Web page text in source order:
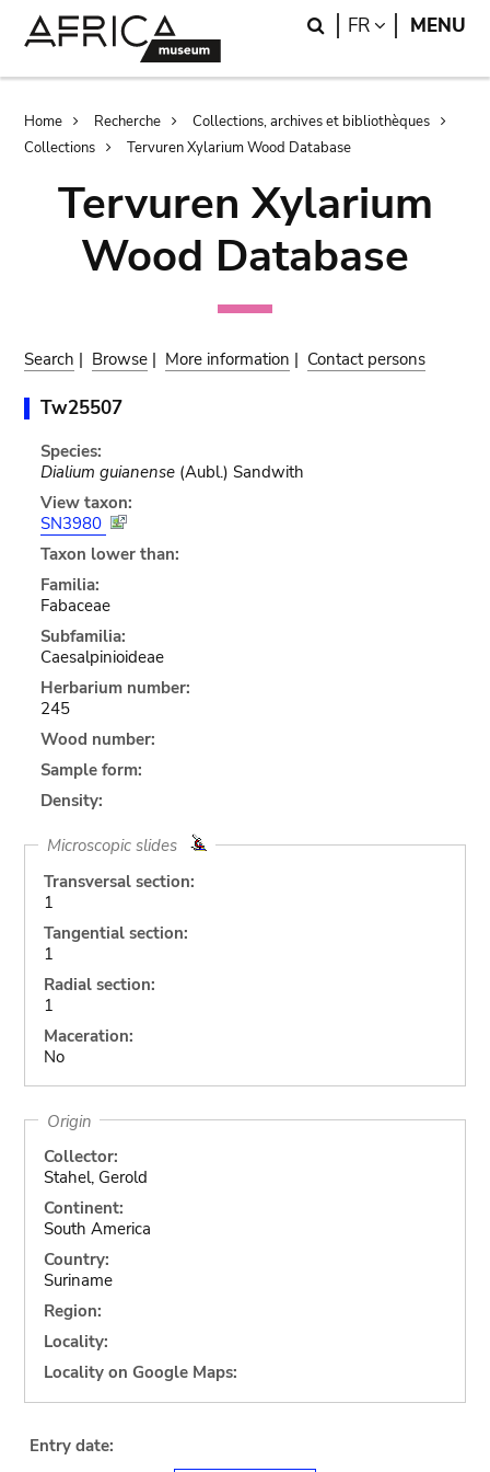
Search
FR LANGUAGE
MENU
Breadcrumb
Home Recherche
Collections, archives et bibliothèques
Collections
Tervuren Xylarium Wood Database
Tervuren Xylarium
Wood Database
Search | Browse | More information | Contact persons
Tw25507
Species:
Dialium guianense(Aubl.) Sandwith
View taxon:
SN3980
Taxon lower than:
Familia:
Fabaceae
Subfamilia:
Caesalpinioideae
Herbarium number:
245
Wood number:
Sample form:
Density:
Microscopic slides
Transversal section:
1
Tangential section:
1
Radial section:
1
Maceration:
No
Origin
Collector:
Stahel, Gerold
Continent:
South America
Country:
Suriname
Region:
Locality:
Locality on Google Maps:
Entry date: